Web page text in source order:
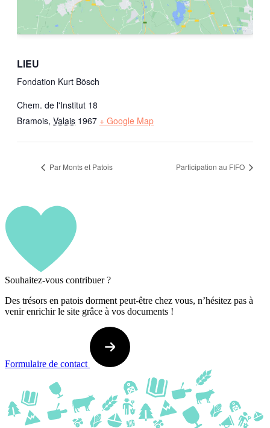
LIEU
Fondation Kurt Bösch
Chem. de l'Institut 18
Bramois, Valais 1967 + Google Map
Par Monts et Patois Participation au FIFO
Souhaitez-vous contribuer ?
Des trésors en patois dorment peut-être chez vous, n’hésitez pas à
venir enrichir le site grâce à vos documents !
Formulaire de contact